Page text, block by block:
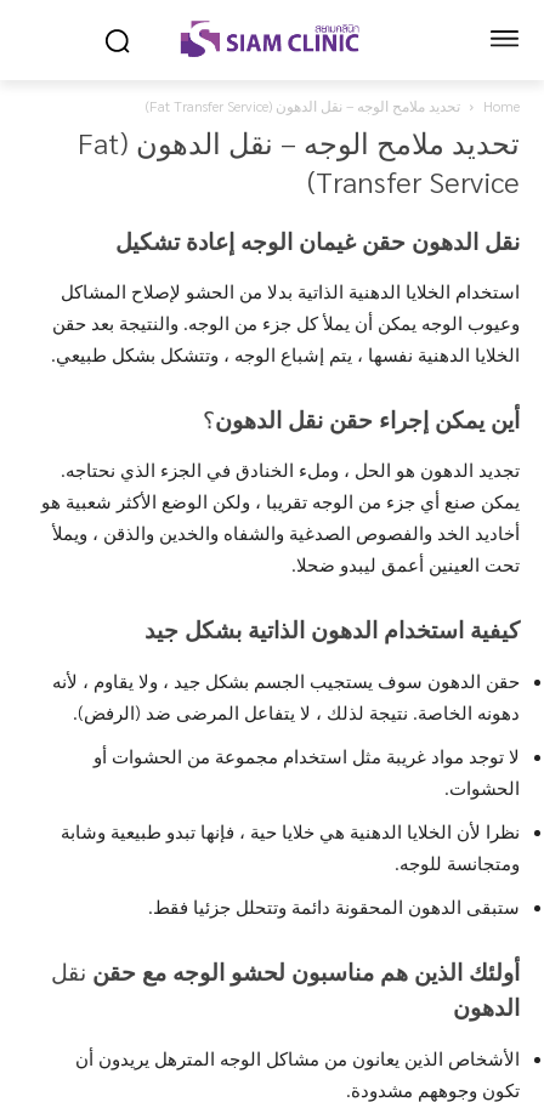
Home تحديد ملامح الوجه – نقل الدهون (Fat Transfer Service)
تحديد ملامح الوجه – نقل الدهون (Fat
Transfer Service)
نقل الدهون حقن غيمان الوجه إعادة تشكيل
استخدام الخلايا الدهنية الذاتية بدلا من الحشو لإصلاح المشاكل
وعيوب الوجه يمكن أن يملأ كل جزء من الوجه. والنتيجة بعد حقن
الخلايا الدهنية نفسها ، يتم إشباع الوجه ، وتتشكل بشكل طبيعي.
أين يمكن إجراء حقن نقل الدهون؟
تجديد الدهون هو الحل ، وملء الخنادق في الجزء الذي نحتاجه.
يمكن صنع أي جزء من الوجه تقريبا ، ولكن الوضع الأكثر شعبية هو
أخاديد الخد والفصوص الصدغية والشفاه والخدين والذقن ، ويملأ
تحت العينين أعمق ليبدو ضحلا.
كيفية استخدام الدهون الذاتية بشكل جيد
حقن الدهون سوف يستجيب الجسم بشكل جيد ، ولا يقاوم ، لأنه
دهونه الخاصة. نتيجة لذلك ، لا يتفاعل المرضى ضد (الرفض).
لا توجد مواد غريبة مثل استخدام مجموعة من الحشوات أو
الحشوات.
نظرا لأن الخلايا الدهنية هي خلايا حية ، فإنها تبدو طبيعية وشابة
ومتجانسة للوجه.
ستبقى الدهون المحقونة دائمة وتتحلل جزئيا فقط.
أولئك الذين هم مناسبون لحشو الوجه مع حقن نقل
الدهون
الأشخاص الذين يعانون من مشاكل الوجه المترهل يريدون أن
تكون وجوههم مشدودة.